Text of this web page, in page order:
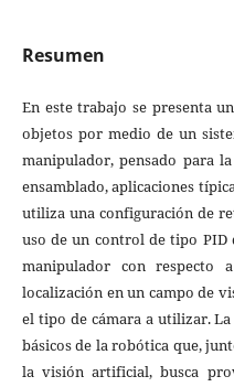
Resumen
En este trabajo se presenta
objetos por medio de un
manipulador, pensado para
ensamblado, aplicaciones
utiliza una configuración de
uso de un control de tipo
manipulador con
localización en un campo de
el tipo de cámara a utilizar. La
básicos de la robótica que,
la visión artificial, busca